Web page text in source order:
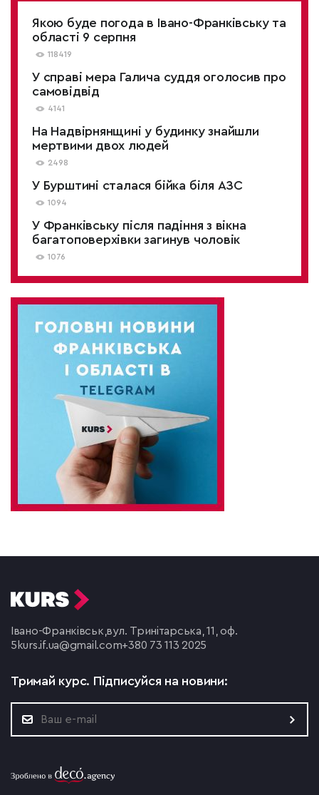
Якою буде погода в Івано-Франківську та
області 9 серпня
118419
У справі мера Галича суддя оголосив про
самовідвід
4141
На Надвірнянщині у будинку знайшли
мертвими двох людей
2498
У Бурштині сталася бійка біля АЗС
1094
У Франківську після падіння з вікна
багатоповерхівки загинув чоловік
1076
Івано-Франківськ, вул. Тринітарська, 11, оф.
5 kurs.if.ua@gmail.com+380 73 113 2025
Тримай курс. Підписуйся на новини: